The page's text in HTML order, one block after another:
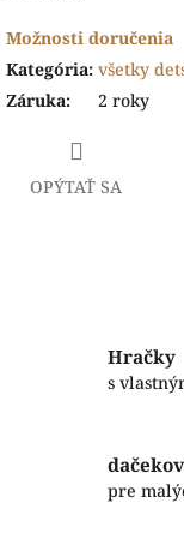
Možnosti doručenia
Kategória: všetky
Záruka: 2 roky
OPÝTAŤ SA
Hračky
s
pre